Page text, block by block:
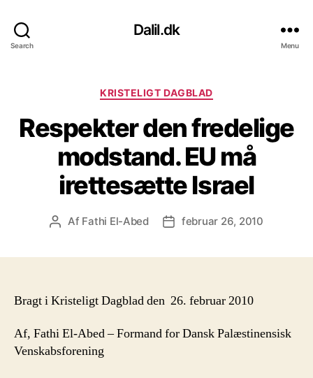
Search
Dalil.dk
Menu
Kategorier
KRISTELIGT DAGBLAD
Respekter den fredelige
modstand. EU må
irettesætte Israel
Indlægsforfatter
Af Fathi El-Abed Indlægsdato
februar 26, 2010
Bragt i Kristeligt Dagblad den 26. februar 2010
Af, Fathi El-Abed – Formand for Dansk Palæstinensisk
Venskabsforening